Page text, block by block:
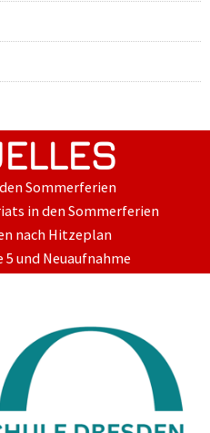
Sommerferien
in den Sommerferien
nach Hitzeplan
und Neuaufnahme